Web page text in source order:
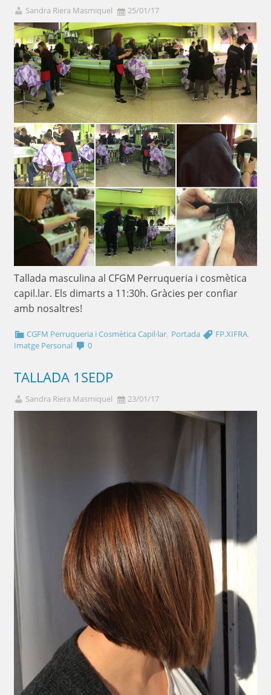
Sandra Riera Masmiquel 25/01/17
Tallada masculina al CFGM Perruqueria i cosmètica
capil.lar. Els dimarts a 11:30h. Gràcies per confiar
amb nosaltres!
CGFM Perruqueria i Cosmètica Capil·lar, Portada FP.XIFRA,
Imatge Personal 0
TALLADA 1SEDP
Sandra Riera Masmiquel 23/01/17